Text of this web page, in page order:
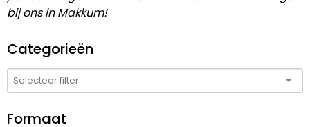
bij ons in Makkum!
Categorieën
Formaat